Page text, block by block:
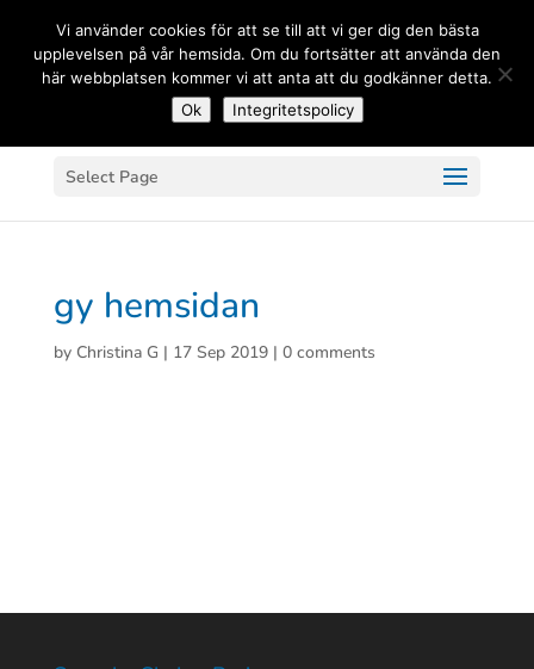
Select Page
gy hemsidan
by Christina G | 17 Sep 2019| 0 comments
Vi använder cookies för att se till att vi ger dig den bästa
upplevelsen på vår hemsida. Om du fortsätter att använda den
här webbplatsen kommer vi att anta att du godkänner detta.
Ok
Integritetspolicy